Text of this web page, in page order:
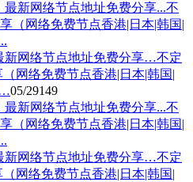
新网络节点地址免费分享…不定
网络免费节点香港|日本|韩国|
05/29149
新网络节点地址免费分享…不定
网络免费节点香港|日本|韩国|